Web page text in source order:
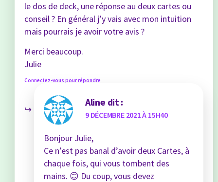
le dos de deck, une réponse au deux cartes ou
conseil ? En général j’y vais avec mon intuition
mais pourrais je avoir votre avis ?
Merci beaucoup.
Julie
Connectez-vous pour répondre
Aline dit :
9 DÉCEMBRE 2021 À 15H40
Bonjour Julie,
Ce n’est pas banal d’avoir deux Cartes, à
chaque fois, qui vous tombent des
mains. 😊 Du coup, vous devez